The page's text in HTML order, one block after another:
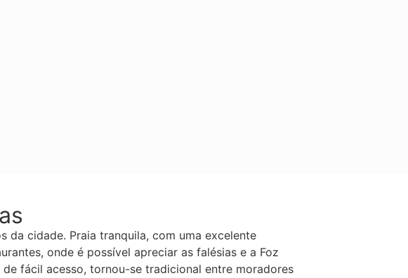
da cidade. Praia tranquila, com uma excelente
onde é possível apreciar as falésias e a Foz
fácil acesso, tornou-se tradicional entre moradores